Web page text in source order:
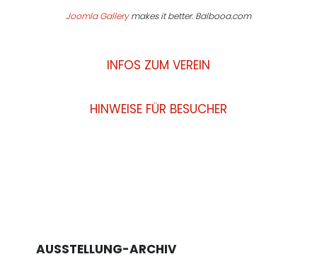
Joomla Gallerymakes it better. Balbooa.com
INFOS ZUM VEREIN
HINWEISE FÜR BESUCHER
AUSSTELLUNG-ARCHIV